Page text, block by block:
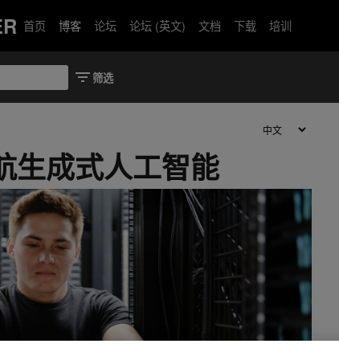
首页 博客 论坛 论坛 (英文) 文档 下载 培训
生成式人工智能